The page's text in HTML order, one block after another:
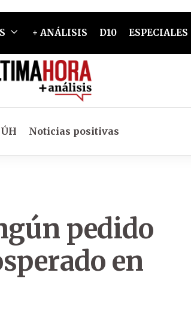
+ ANÁLISIS D10 ESPECIALES
Noticias positivas
pedido
en